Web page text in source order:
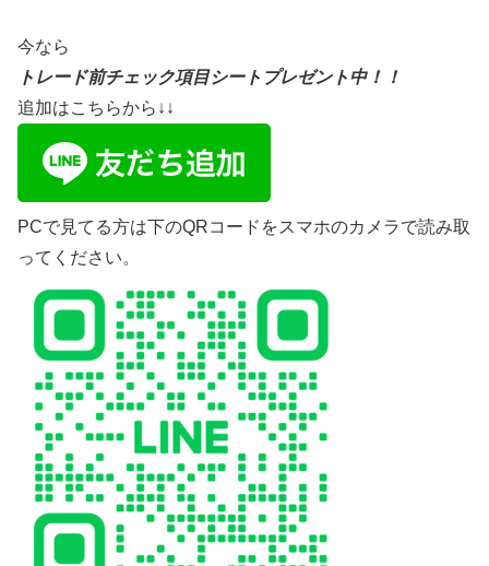
今なら
トレード前チェック項目シートプレゼント中！！
追加はこちらから↓↓
PCで見てる方は下のQRコードをスマホのカメラで読み取
ってください。